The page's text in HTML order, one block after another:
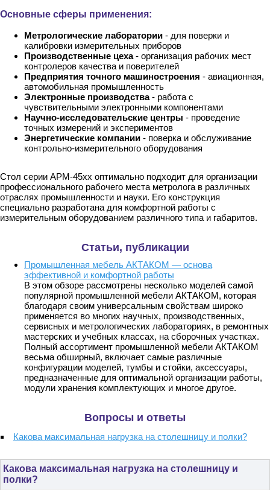
Основные сферы применения:
Метрологические лаборатории - для поверки и
калибровки измерительных приборов
Производственные цеха- организация рабочих мест
контролеров качества и поверителей
Предприятия точного машиностроения - авиационная,
автомобильная промышленность
Электронные производства- работа с
чувствительными электронными компонентами
Научно-исследовательские центры - проведение
точных измерений и экспериментов
Энергетические компании - поверка и обслуживание
контрольно-измерительного оборудования
Стол серии АРМ-45хх оптимально подходит для организации
профессионального рабочего места метролога в различных
отраслях промышленности и науки. Его конструкция
специально разработана для комфортной работы с
измерительным оборудованием различного типа и габаритов.
Статьи, публикации
Промышленная мебель АКТАКОМ — основа
эффективной и комфортной работы
В этом обзоре рассмотрены несколько моделей самой
популярной промышленной мебели АКТАКОМ, которая
благодаря своим универсальным свойствам широко
применяется во многих научных, производственных,
сервисных и метрологических лабораториях, в ремонтных
мастерских и учебных классах, на сборочных участках.
Полный ассортимент промышленной мебели АКТАКОМ
весьма обширный, включает самые различные
конфигурации моделей, тумбы и стойки, аксессуары,
предназначенные для оптимальной организации работы,
модули хранения комплектующих и многое другое.
Вопросы и ответы
Какова максимальная нагрузка на столешницу и полки?
Какова максимальная нагрузка на столешницу и
полки?